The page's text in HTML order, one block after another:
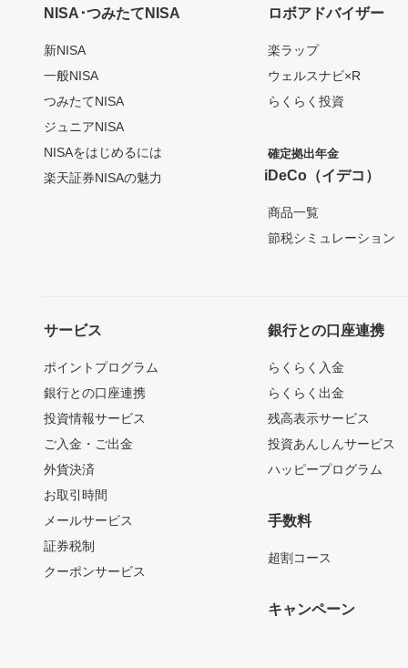
NISA･つみたてNISA
新NISA
一般NISA
つみたてNISA
ジュニアNISA
NISAをはじめるには
楽天証券NISAの魅力
ロボアドバイザー
楽ラップ
ウェルスナビ×R
らくらく投資
確定拠出年金
iDeCo（イデコ）
商品一覧
節税シミュレーション
サービス
ポイントプログラム
銀行との口座連携
投資情報サービス
ご入金・ご出金
外貨決済
お取引時間
メールサービス
証券税制
クーポンサービス
銀行との口座連携
らくらく入金
らくらく出金
残高表示サービス
投資あんしんサービス
ハッピープログラム
手数料
超割コース
キャンペーン